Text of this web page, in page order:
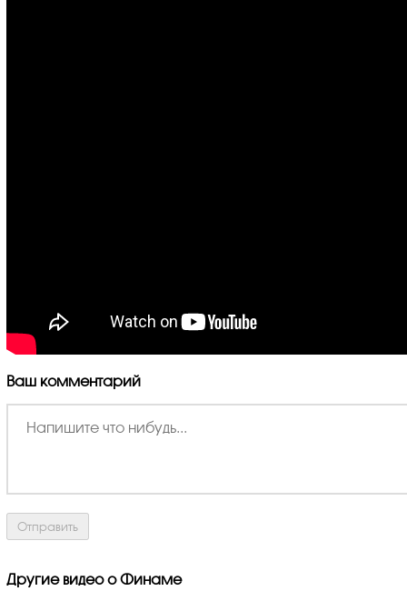
Ваш комментарий
Другие видео о Финаме